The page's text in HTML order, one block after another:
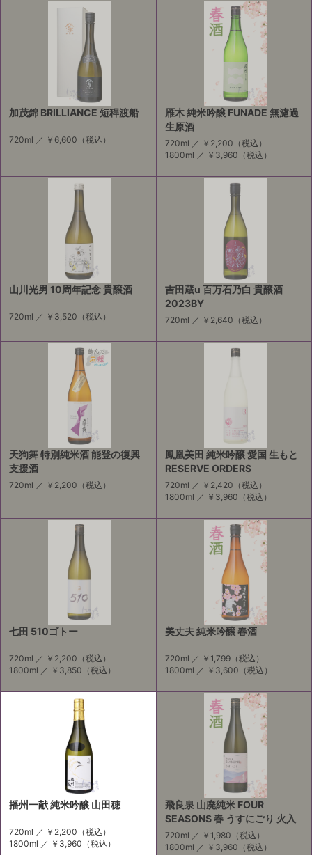
加茂錦 BRILLIANCE 短稈渡船
720ml ／ ￥6,600 （税込）
雁木 純米吟醸 FUNADE 無濾過
生原酒
720ml ／ ￥2,200 （税込）
1800ml ／ ￥3,960 （税込）
山川光男 10周年記念 貴醸酒
720ml ／ ￥3,520 （税込）
吉田蔵u 百万石乃白 貴醸酒
2023BY
720ml ／ ￥2,640 （税込）
天狗舞 特別純米酒 能登の復興
支援酒
720ml ／ ￥2,200 （税込）
鳳凰美田 純米吟醸 愛国 生もと
RESERVE ORDERS
720ml ／ ￥2,420 （税込）
1800ml ／ ￥3,960 （税込）
七田 510ゴトー
720ml ／ ￥2,200 （税込）
1800ml ／ ￥3,850 （税込）
美丈夫 純米吟醸 春酒
720ml ／ ￥1,799（税込）
1800ml ／ ￥3,600 （税込）
播州一献 純米吟醸 山田穂
720ml ／ ￥2,200 （税込）
1800ml ／ ￥3,960 （税込）
飛良泉 山廃純米 FOUR
SEASONS 春 うすにごり 火入
720ml ／ ￥1,980 （税込）
1800ml ／ ￥3,960 （税込）